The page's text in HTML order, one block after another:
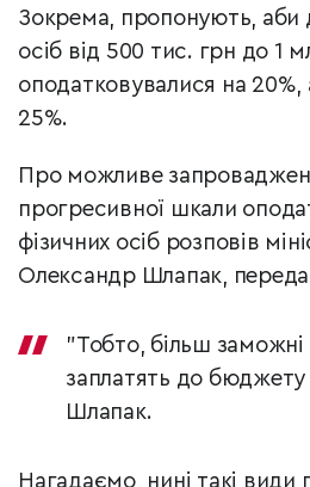
Зокрема, пропонують, аби
осіб від 500 тис. грн до 1
оподатковувалися на 20%,
25%.
Про можливе
прогресивної шкали
фізичних осіб розповів
Олександр Шлапак,
"Тобто, більш
заплатять до бюджету
Шлапак.
Нагадаємо, нині такі види